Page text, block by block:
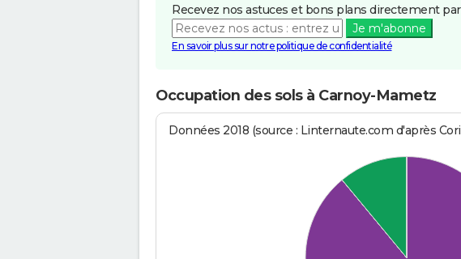
Recevez nos astuces et bons plans directement
Je m'abonne
En savoir plus sur notre politique de confidentialité
Occupation des sols à Carnoy-Mametz
Données 2018 (source : Linternaute.com d'après